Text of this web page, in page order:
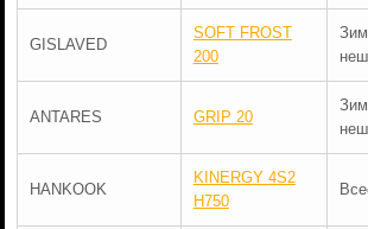
GISLAVED
SOFT FROST
200
ANTARES GRIP 20
HANKOOK
KINERGY 4S2
H750